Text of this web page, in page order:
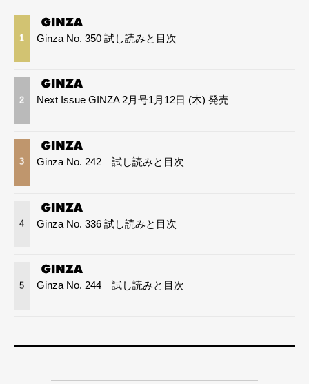
1 Ginza No. 350 試し読みと目次
2 Next Issue GINZA 2月号1月12日 (木) 発売
3 Ginza No. 242 試し読みと目次
4 Ginza No. 336 試し読みと目次
5 Ginza No. 244 試し読みと目次